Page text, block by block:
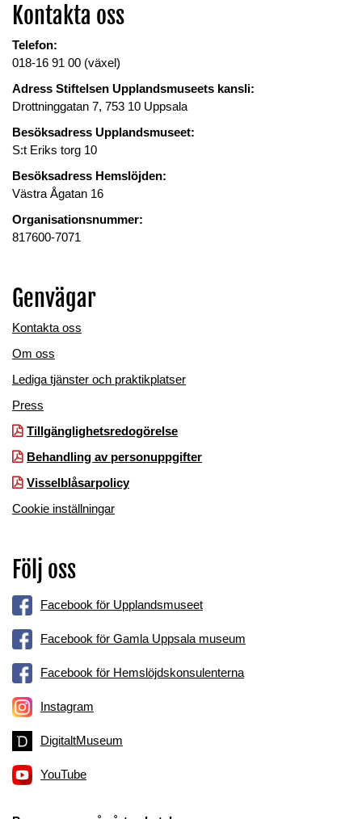
Kontakta oss
Telefon:
018-16 91 00 (växel)
Adress Stiftelsen Upplandsmuseets kansli:
Drottninggatan 7, 753 10 Uppsala
Besöksadress Upplandsmuseet:
S:t Eriks torg 10
Besöksadress Hemslöjden:
Västra Ågatan 16
Organisationsnummer:
817600-7071
Genvägar
Kontakta oss
Om oss
Lediga tjänster och praktikplatser
Press
Tillgänglighetsredogörelse
Behandling av personuppgifter
Visselblåsarpolicy
Cookie inställningar
Följ oss
Facebook för Upplandsmuseet
Facebook för Gamla Uppsala museum
Facebook för Hemslöjdskonsulenterna
Instagram
DigitaltMuseum
YouTube